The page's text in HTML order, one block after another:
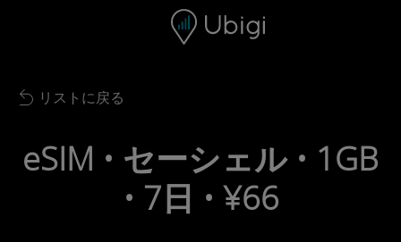
ナビゲーションバー フッター
Back to list
リストに戻る
eSIM • セーシェル • 1GB
• 7日 • ¥66